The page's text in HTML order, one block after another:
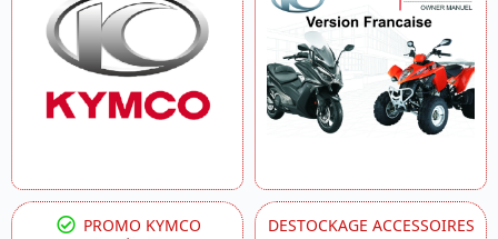
PROMO KYMCO DESTOCKAGE ACCESSOIRES